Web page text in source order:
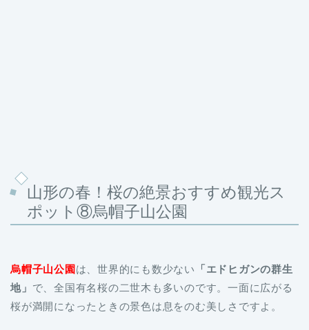
山形の春！桜の絶景おすすめ観光ス
ポット⑧烏帽子山公園
烏帽子山公園 は、世界的にも数少ない
「エドヒガンの群生
地」 で、全国有名桜の二世木も多いのです。一面に広がる
桜が満開になったときの景色は息をのむ美しさですよ。